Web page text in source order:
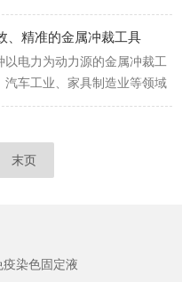
此裁刀逐渐发展成为现代科技
分。在本文中，我们将探讨试
和科技领域中的应用。首先，
代文化中的应...
、精准的金属冲裁工具
以电力为动力源的金属冲裁工
汽车工业、家具制造业等领域
短时间内完成金属板材的冲
原理和结构电动冲片机采用电
将液压油送入主缸...
末页
疫染色固定液